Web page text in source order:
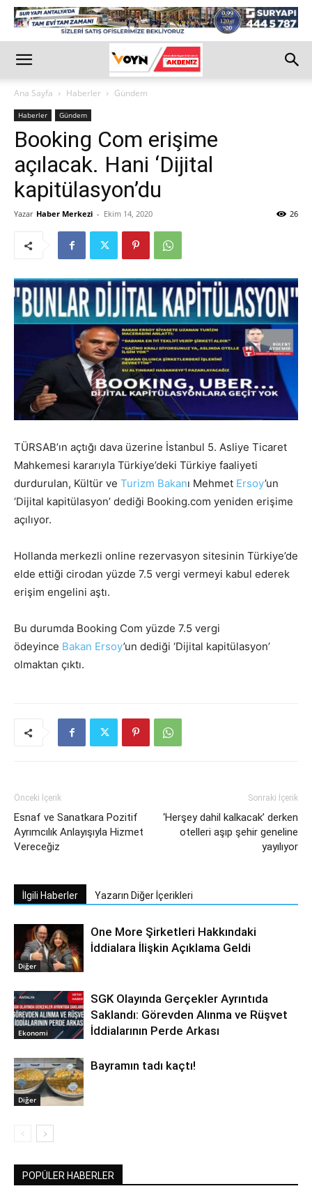
Ana Sayfa Haberler Gündem
Haberler Gündem
Booking Com erişime
açılacak. Hani ‘Dijital
kapitülasyon’du
Yazar Haber Merkezi - Ekim 14, 2020 26
TÜRSAB’ın açtığı dava üzerine İstanbul 5. Asliye Ticaret
Mahkemesi kararıyla Türkiye’deki Türkiye faaliyeti
durdurulan, Kültür ve Turizm Bakanı Mehmet Ersoy’un
‘Dijital kapitülasyon’ dediği Booking.com yeniden erişime
açılıyor.
Hollanda merkezli online rezervasyon sitesinin Türkiye’de
elde ettiği cirodan yüzde 7.5 vergi vermeyi kabul ederek
erişim engelini aştı.
Bu durumda Booking Com yüzde 7.5 vergi
ödeyince Bakan Ersoy’un dediği ‘Dijital kapitülasyon’
olmaktan çıktı.
Önceki İçerik
Esnaf ve Sanatkara Pozitif
Ayrımcılık Anlayışıyla Hizmet
Vereceğiz
Sonraki İçerik
‘Herşey dahil kalkacak’ derken
otelleri aşıp şehir geneline
yayılıyor
İlgili Haberler Yazarın Diğer İçerikleri
Diğer
One More Şirketleri Hakkındaki
İddialara İlişkin Açıklama Geldi
Ekonomi
SGK Olayında Gerçekler Ayrıntıda
Saklandı: Görevden Alınma ve Rüşvet
İddialarının Perde Arkası
Diğer
Bayramın tadı kaçtı!
POPÜLER HABERLER